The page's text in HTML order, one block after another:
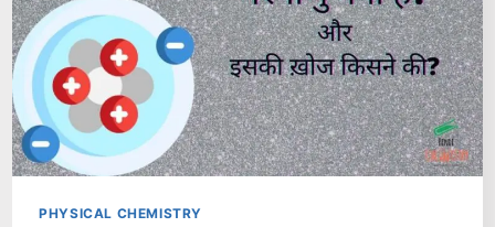
PHYSICAL CHEMISTRY